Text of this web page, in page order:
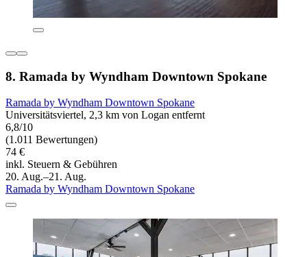
8. Ramada by Wyndham Downtown Spokane
Ramada by Wyndham Downtown Spokane
Universitätsviertel, 2,3 km von Logan entfernt
6,8/10
(1.011 Bewertungen)
74 €
inkl. Steuern & Gebühren
20. Aug.–21. Aug.
Ramada by Wyndham Downtown Spokane